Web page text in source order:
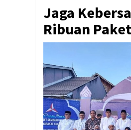
Jaga
Ribuan